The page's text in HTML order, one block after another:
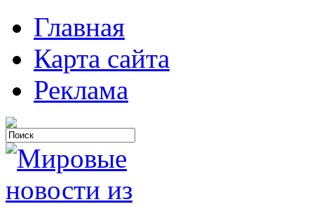
Главная
Карта сайта
Реклама